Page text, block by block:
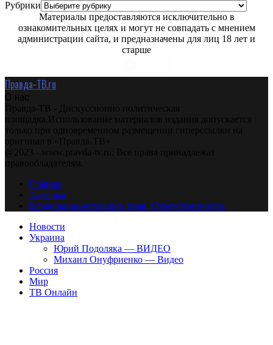
Рубрики
Материалы предоставляются исключительно в
ознакомительных целях и могут не совпадать с мнением
администрации сайта, и предназначены для лиц 18 лет и
старше
Правда-ТВ.ru
О нас
Правда-ТВ - Дискуссионно политическая
площадка.Использование материалов издания допускается
только при одновременном размещении гиперссылки на
оригинал в «Правда-ТВ»
@2023 - www.pravda-tv.ru. Все права принадлежат
правообладателям.
Главная
Авторам
Владельцам авторских прав. Ответственности.
Новости
Украина
Юрий Подоляка — ВИДЕО
Михаил Онуфриенко — Видео
Россия
Мир
ТВ Онлайн